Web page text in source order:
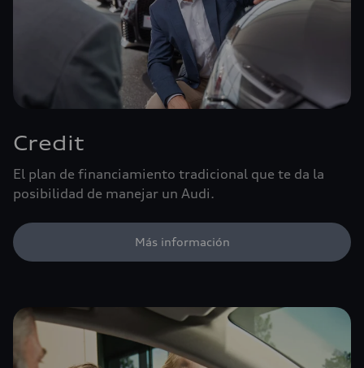
Credit
El plan de financiamiento tradicional que te da la
posibilidad de manejar un Audi.
Más información